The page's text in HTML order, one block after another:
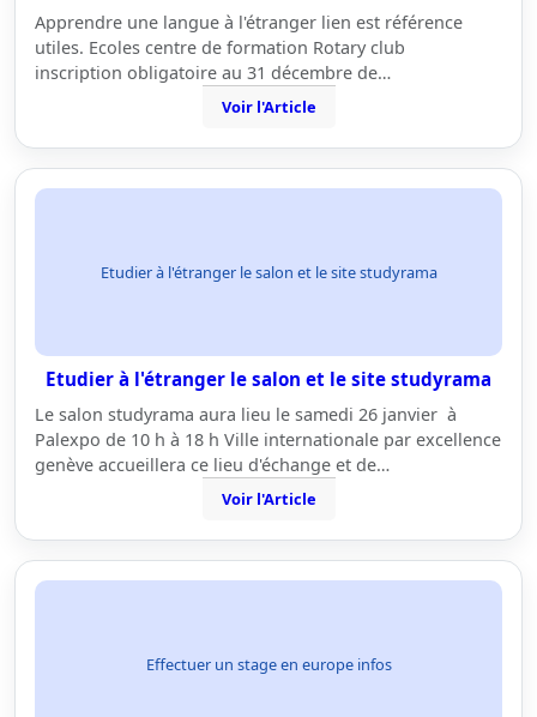
Apprendre une langue à l'étranger lien est référence
utiles. Ecoles centre de formation Rotary club
inscription obligatoire au 31 décembre de…
Voir l'Article
Etudier à l'étranger le salon et le site studyrama
Etudier à l'étranger le salon et le site studyrama
Le salon studyrama aura lieu le samedi 26 janvier à
Palexpo de 10 h à 18 h Ville internationale par excellence
genève accueillera ce lieu d'échange et de…
Voir l'Article
Effectuer un stage en europe infos